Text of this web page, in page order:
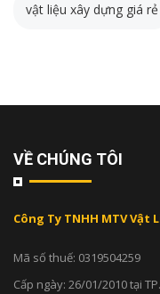
vật liệu xây dựng giá rẻ
VỀ CHÚNG TÔI
Công Ty TNHH MTV
Mã số thuế: 0319504259
Cấp ngày: 26/01/2010 tại